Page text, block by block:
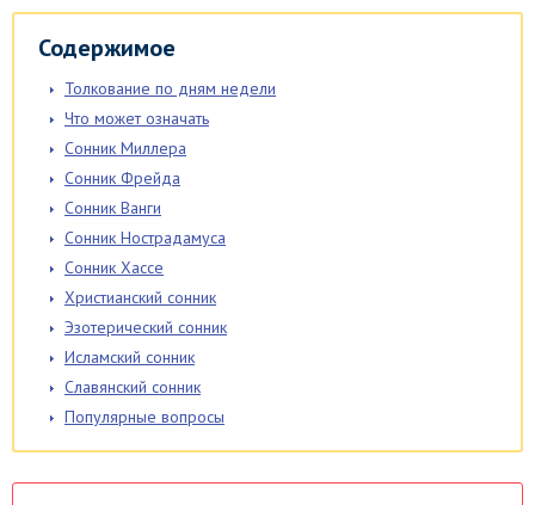
Содержимое
Толкование по дням недели
Что может означать
Сонник Миллера
Сонник Фрейда
Сонник Ванги
Сонник Нострадамуса
Сонник Хассе
Христианский сонник
Эзотерический сонник
Исламский сонник
Славянский сонник
Популярные вопросы